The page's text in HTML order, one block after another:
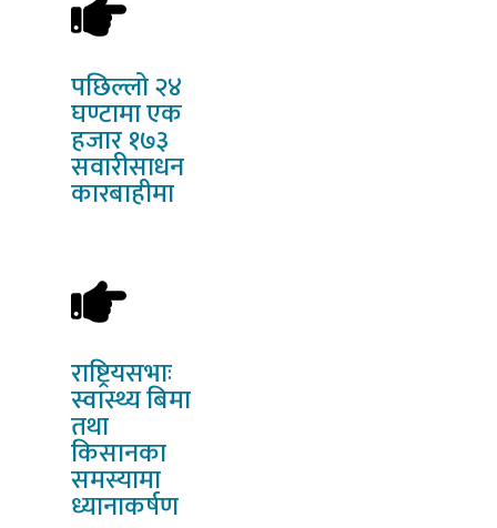
पछिल्लो२४
घण्टामा एक
हजार १७३
सवारीसाधन
कारबाहीमा
राष्ट्रियसभाः
स्वास्थ्य बिमा
तथा
किसानका
समस्यामा
ध्यानाकर्षण